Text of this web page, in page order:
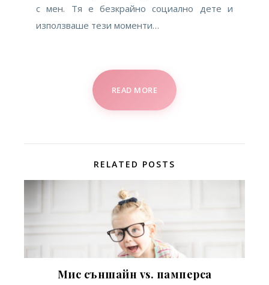
с мен. Тя е безкрайно социално дете и
използваше тези моменти…
READ MORE
RELATED POSTS
Мис съншайн vs. памперса